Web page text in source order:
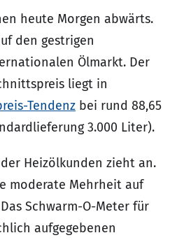
heute Morgen abwärts.
den gestrigen
Ölmarkt. Der
liegt in
Tendenz bei rund 88,65
3.000 Liter).
Heizölkunden zieht an.
moderate Mehrheit auf
Schwarm-O-Meter für
aufgegebenen